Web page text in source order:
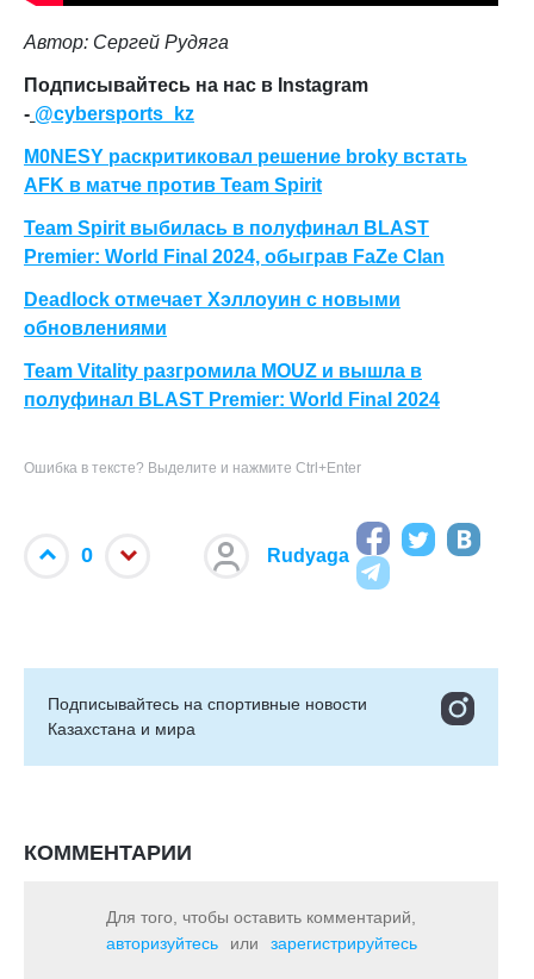
Автор: Сергей Рудяга
Подписывайтесь на нас в Instagram
- @cybersports_kz
M0NESY раскритиковал решение broky встать
AFK в матче против Team Spirit
Team Spirit выбилась в полуфинал BLAST
Premier: World Final 2024, обыграв FaZe Clan
Deadlock отмечает Хэллоуин с новыми
обновлениями
Team Vitality разгромила MOUZ и вышла в
полуфинал BLAST Premier: World Final 2024
Ошибка в тексте? Выделите и нажмите Ctrl+Enter
0 Rudyaga
Подписывайтесь на cпортивные новости
Казахстана и мира
КОММЕНТАРИИ
Для того, чтобы оставить комментарий,
авторизуйтесь
или зарегистрируйтесь